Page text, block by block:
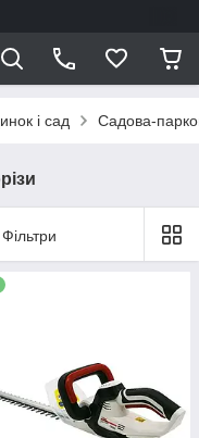
і сад Садова-
Фільтри